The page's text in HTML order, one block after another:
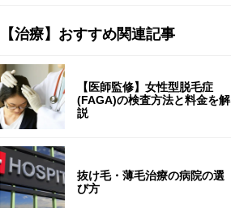
【治療】おすすめ関連記事
【医師監修】女性型脱毛症
(FAGA)の検査方法と料金を解
説
抜け毛・薄毛治療の病院の選
び方